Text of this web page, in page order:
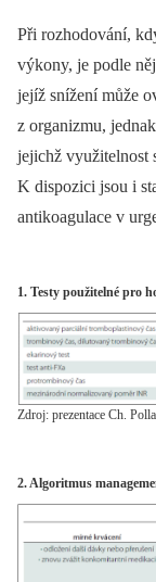
Při rozhodování,
výkony, je podle
jejíž snížení může
z organizmu,
jejichž využitelnost
K dispozici jsou i
antikoagulace v
1. Testy použitelné pro
Zdroj: prezentace Ch.
2. Algoritmus